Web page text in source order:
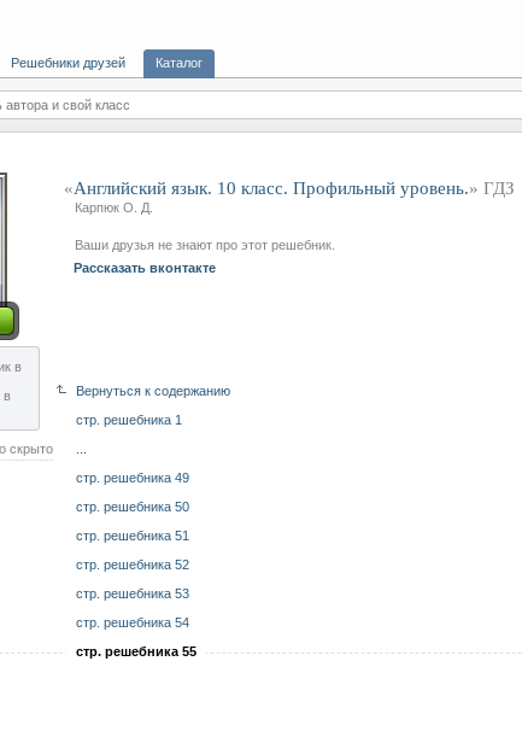
Решебники друзей Каталог
автора и свой класс
в
в
«Английский язык. 10 класс. Профильный уровень.» ГДЗ
Карпюк О. Д.
Ваши друзья не знают про этот решебник.
Рассказать вконтакте
Вернуться к содержанию
стр. решебника 1
скрыто
стр. решебника 49
стр. решебника 50
стр. решебника 51
стр. решебника 52
стр. решебника 53
стр. решебника 54
стр. решебника 55